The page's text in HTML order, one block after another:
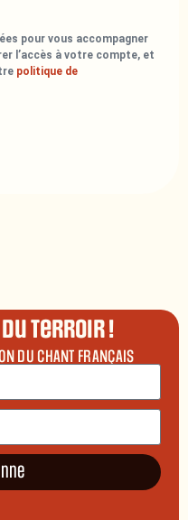
pour vous accompagner
l’accès à votre compte, et
politique de
terroir !
DU CHANT FRANÇAIS